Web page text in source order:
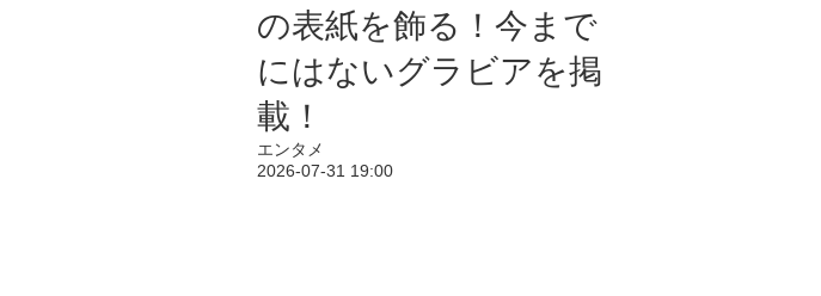
の表紙を飾る！今まで
にはないグラビアを掲
載！
エンタメ
2026-07-31 19:00